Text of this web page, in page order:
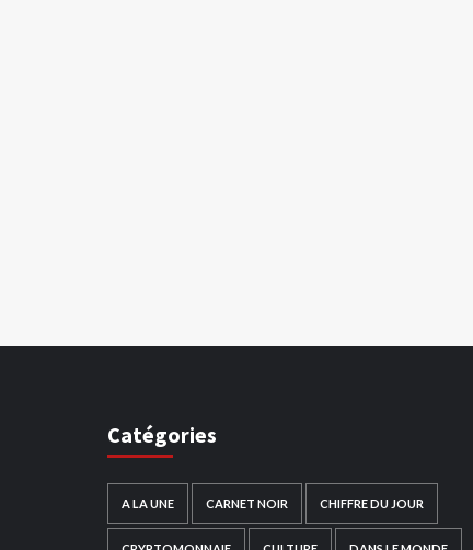
Catégories
A LA UNE CARNET NOIR CHIFFRE DU JOUR